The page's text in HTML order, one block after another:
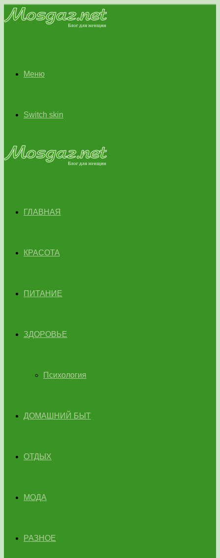
Меню
Switch skin
ГЛАВНАЯ
КРАСОТА
ПИТАНИЕ
ЗДОРОВЬЕ
Психология
ДОМАШНИЙ БЫТ
ОТДЫХ
МОДА
РАЗНОЕ